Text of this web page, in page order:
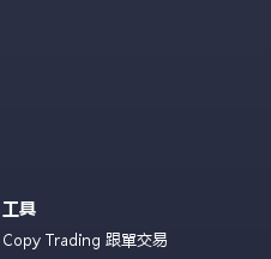
工具
Copy Trading 跟單交易